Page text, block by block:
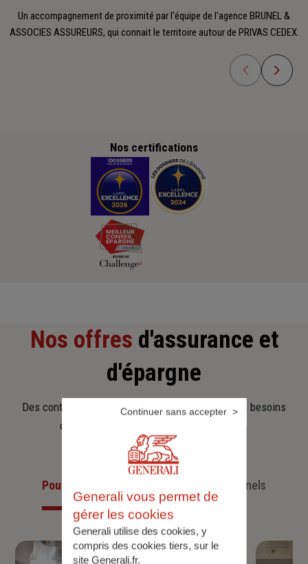
Un accompagnement de proximité par l'équipe de l'agence BRUNEL &
ASSOCIES ASSUREURS, qui connait le territoire autour de PRIVAS CEDEX.
Nos certifications
Nos offres d'assurance et
d'épargne
Des contrats clairs et flexibles pour sécuriser vos besoins
d’aujourd’hui et anticiper ceux de demain.
Pour les particuliers Pour les professionnels
Generali vous permet de
gérer les cookies
Generali utilise des cookies, y
compris des cookies tiers, sur le
site Generali.fr.
Continuer sans accepter